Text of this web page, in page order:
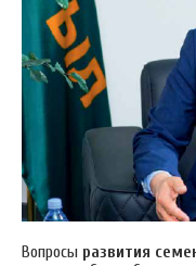
Вопросы развития